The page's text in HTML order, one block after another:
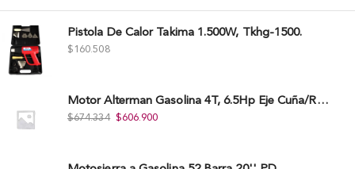
Pistola De Calor Takima 1.500W, Tkhg-1500.
$ 160.508
Motor Alterman Gasolina 4T, 6.5Hp Eje Cuña/Rosca 3/4", Xge65K.
$674.334 $606.900